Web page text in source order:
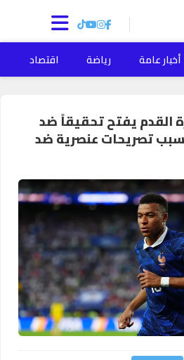
أخبار عامة رياضة اقتصاد
القدم يفتح تحقيقاً ضد
تصريحات عنصرية ضد